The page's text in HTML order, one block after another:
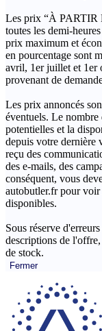
Les prix “À PARTIR
toutes les demi-
prix maximum et
en pourcentage sont
avril, 1er juillet et 1er
provenant de
Les prix annoncés
éventuels. Le
potentielles et la
depuis votre dernière
reçu des
des e-mails, des
conséquent, vous
autobutler.fr pour voir
disponibles.
Sous réserve
descriptions de
de stock.
Fermer